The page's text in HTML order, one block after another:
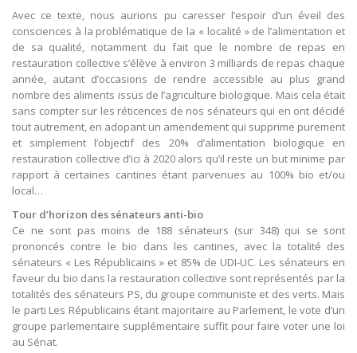
Avec ce texte, nous aurions pu caresser l’espoir d’un éveil des
consciences à la problématique de la « localité » de l’alimentation et
de sa qualité, notamment du fait que le nombre de repas en
restauration collective s’élève à environ 3 milliards de repas chaque
année, autant d’occasions de rendre accessible au plus grand
nombre des aliments issus de l’agriculture biologique. Mais cela était
sans compter sur les réticences de nos sénateurs qui en ont décidé
tout autrement, en adopant un amendement qui supprime purement
et simplement l’objectif des 20% d’alimentation biologique en
restauration collective d’ici à 2020 alors qu’il reste un but minime par
rapport à certaines cantines étant parvenues au 100% bio et/ou
local…
Tour d’horizon des sénateurs anti-bio
Ce ne sont pas moins de 188 sénateurs (sur 348) qui se sont
prononcés contre le bio dans les cantines, avec la totalité des
sénateurs « Les Républicains » et 85% de UDI-UC. Les sénateurs en
faveur du bio dans la restauration collective sont représentés par la
totalités des sénateurs PS, du groupe communiste et des verts. Mais
le parti Les Républicains étant majoritaire au Parlement, le vote d’un
groupe parlementaire supplémentaire suffit pour faire voter une loi
au Sénat.